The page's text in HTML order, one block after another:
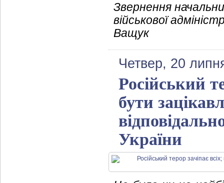
Звернення
військової
Ващук
Четвер, 20
Російський
бути
України